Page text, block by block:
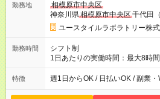
1,600円 【試用期間】試用期間あり 試用期間の長さ：2ヶ月
※ 雇用形態と給与に、本採用時と
形態：本採用時と同じです。 給
勤務地
相模原市中央区
神奈川県相模原市中央区千代田
ユースタイルラボラトリー株
勤務時間
シフト制
1日あたりの実働時間：最大8時
の間で6～8時間勤務（休憩時間は法定通り）
日6時間から勤務OK ／ 夜勤なし ＊＊ 勤務時間例 ＊＊ ■8時
※訪問先により変動 ※曜日固定
特徴 週1日からOK / 日払いOK / 副業